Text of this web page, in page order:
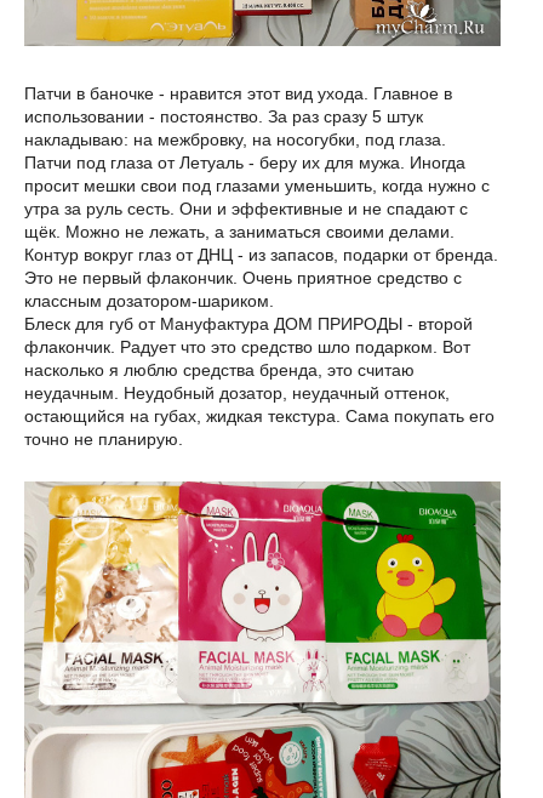
Патчи в баночке - нравится этот вид ухода. Главное в
использовании - постоянство. За раз сразу 5 штук
накладываю: на межбровку, на носогубки, под глаза.
Патчи под глаза от Летуаль - беру их для мужа. Иногда
просит мешки свои под глазами уменьшить, когда нужно с
утра за руль сесть. Они и эффективные и не спадают с
щёк. Можно не лежать, а заниматься своими делами.
Контур вокруг глаз от ДНЦ - из запасов, подарки от бренда.
Это не первый флакончик. Очень приятное средство с
классным дозатором-шариком.
Блеск для губ от Мануфактура ДОМ ПРИРОДЫ - второй
флакончик. Радует что это средство шло подарком. Вот
насколько я люблю средства бренда, это считаю
неудачным. Неудобный дозатор, неудачный оттенок,
остающийся на губах, жидкая текстура. Сама покупать его
точно не планирую.